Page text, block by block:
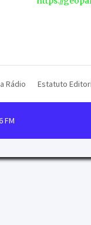
Rádio Estatuto
FM